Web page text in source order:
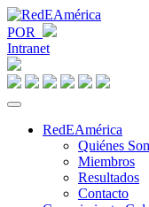
POR
Intranet
RedEAmérica
Quiénes
Miembros
Resultados
Contacto